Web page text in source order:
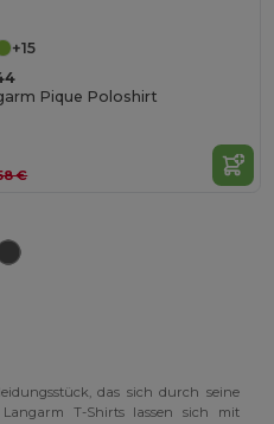
+15
Pique Poloshirt
€
das sich durch seine
Langarm T-Shirts lassen sich mit